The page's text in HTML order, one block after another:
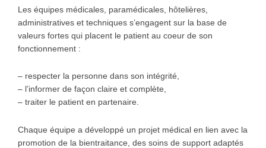
Les équipes médicales, paramédicales, hôtelières,
administratives et techniques s’engagent sur la base de
valeurs fortes qui placent le patient au coeur de son
fonctionnement :
– respecter la personne dans son intégrité,
– l’informer de façon claire et complète,
– traiter le patient en partenaire.
La plus grande différence entre le Viagra sans ordonnance
et le Cialis est la durée de leurs effets. Le Viagra dure
Chaque équipe a développé un projet médical en lien avec la
promotion de la bientraitance, des soins de support adaptés